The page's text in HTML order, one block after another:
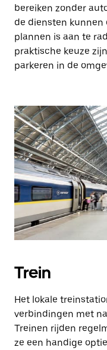
bereiken zonder
de diensten kunnen
plannen is aan te
praktische keuze
parkeren in de
Trein
Het lokale
verbindingen met
Treinen rijden
ze een handige